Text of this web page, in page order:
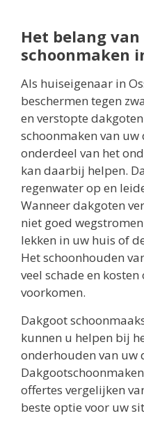
Het belang
schoonmaken
Als huiseigenaar in
beschermen tegen
en verstopte
schoonmaken van
onderdeel van het
kan daarbij helpen.
regenwater op en
Wanneer dakgoten
niet goed
lekken in uw huis of
Het schoonhouden
veel schade en
voorkomen.
Dakgoot
kunnen u helpen bij
onderhouden van uw
offertes vergelijken
beste optie voor uw